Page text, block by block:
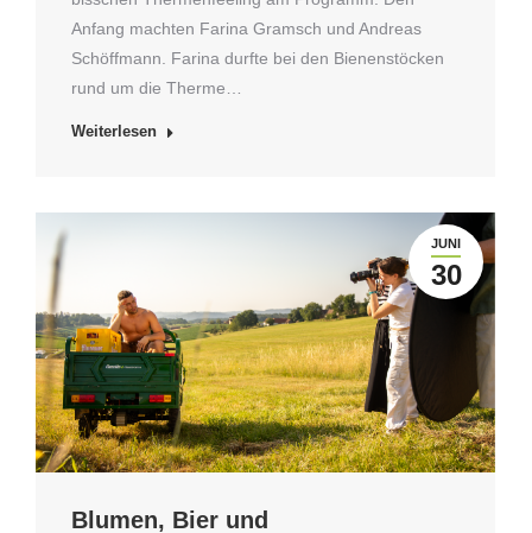
Anfang machten Farina Gramsch und Andreas
Schöffmann. Farina durfte bei den Bienenstöcken
rund um die Therme…
Weiterlesen
JUNI
30
Blumen, Bier und